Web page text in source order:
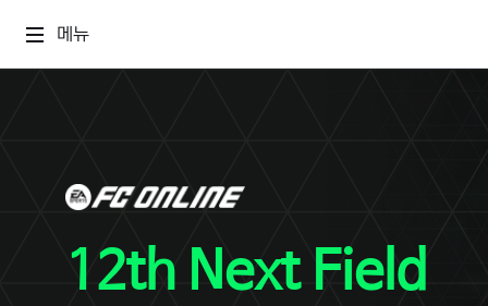
메뉴
12th Next Field